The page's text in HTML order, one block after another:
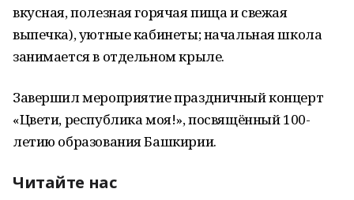
вкусная, полезная горячая пища и свежая
выпечка), уютные кабинеты; начальная школа
занимается в отдельном крыле.
Завершил мероприятие праздничный концерт
«Цвети, республика моя!», посвящённый 100-
летию образования Башкирии.
Читайте нас